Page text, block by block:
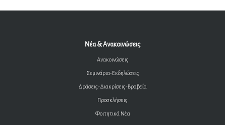
Νέα & Ανακοινώσεις
Ανακοινώσεις
Σεμινάρια-Εκδηλώσεις
Δράσεις-Διακρίσεις-Βραβεία
Προσκλήσεις
Φοιτητικά Νέα